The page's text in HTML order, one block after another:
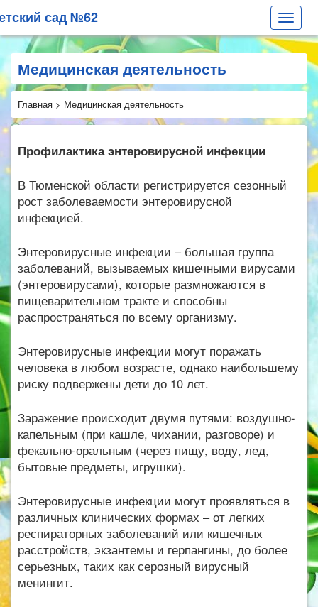
Toggle
сад №62
Медицинская деятельность
Главная > Медицинская деятельность
Профилактика энтеровирусной инфекции
В Тюменской области регистрируется сезонный
рост заболеваемости энтеровирусной
инфекцией.
Энтеровирусные инфекции – большая группа
заболеваний, вызываемых кишечными вирусами
(энтеровирусами), которые размножаются в
пищеварительном тракте и способны
распространяться по всему организму.
Энтеровирусные инфекции могут поражать
человека в любом возрасте, однако наибольшему
риску подвержены дети до 10 лет.
Заражение происходит двумя путями: воздушно-
капельным (при кашле, чихании, разговоре) и
фекально-оральным (через пищу, воду, лед,
бытовые предметы, игрушки).
Энтеровирусные инфекции могут проявляться в
различных клинических формах – от легких
респираторных заболеваний или кишечных
расстройств, экзантемы и герпангины, до более
серьезных, таких как серозный вирусный
менингит.